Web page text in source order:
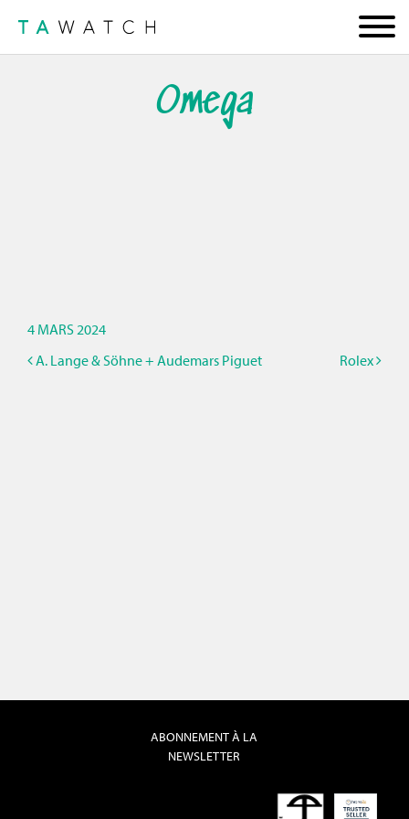
Omega
4 MARS 2024
A. Lange & Söhne + Audemars Piguet
Rolex
ABONNEMENT À LA
NEWSLETTER